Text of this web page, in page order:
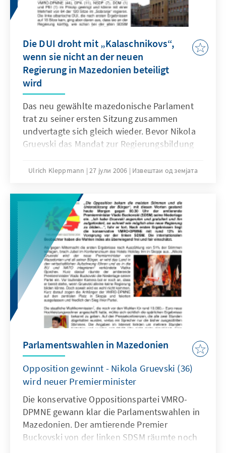
Die DUI droht mit „Kalaschnikovs“,
wenn sie nicht an der neuen
Regierung in Mazedonien beteiligt
wird
Das neu gewählte mazedonische Parlament
trat zu seiner ersten Sitzung zusammen
undvertagte sich gleich wieder. Bevor Nikola
Gruevski das Mandat zur Regierungsbildung
Parlamentspräsident gewählt werden.
Ulrich Kleppmann 27 јули 2006 Извештаи од земјата
Parlamentswahlen in Mazedonien
Opposition gewinnt - Nikola Gruevski (36)
wird neuer Premierminister
Die konservative Oppositionspartei VMRO-
DPMNE gewann klar die Parlamentswahlen in
Mazedonien. Der amtierende Premier
Buckovski von der linken SDSM räumte noch